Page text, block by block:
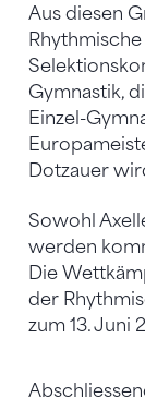
Aus diesen
Gymnastik,
Einzel-
Dotzauer
Sowohl
werden
Die
der
zum 13. Juni